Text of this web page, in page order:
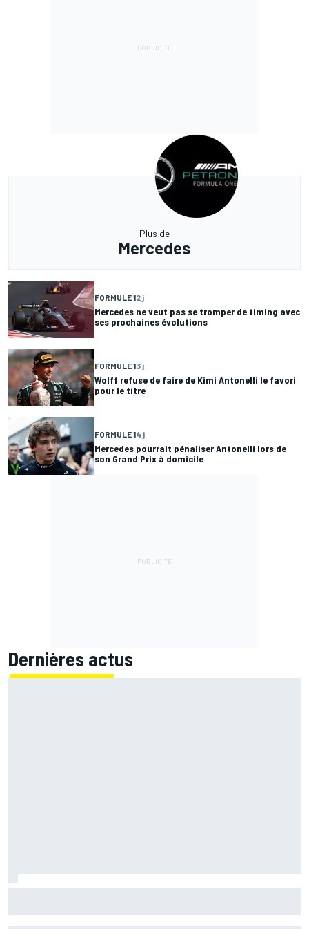
Plus de
Mercedes
FORMULE 12 j
Mercedes ne veut pas se tromper de timing avec
ses prochaines évolutions
FORMULE 13 j
Wolff refuse de faire de Kimi Antonelli le favori
pour le titre
FORMULE 14 j
Mercedes pourrait pénaliser Antonelli lors de
son Grand Prix à domicile
Dernières actus